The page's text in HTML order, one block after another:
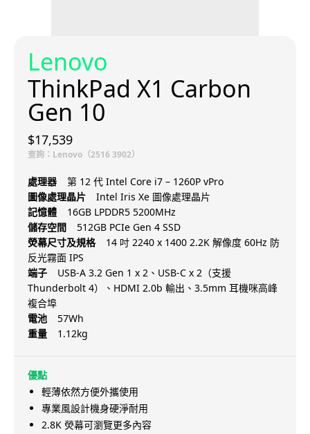
Lenovo
ThinkPad X1 Carbon
Gen 10
$17,539
查詢：Lenovo（2516 3902）
處理器
第 12 代 Intel Core i7 – 1260P vPro
圖像處理晶片
Intel Iris Xe 圖像處理晶片
記憶體
16GB LPDDR5 5200MHz
儲存空間
512GB PCIe Gen 4 SSD
熒幕尺寸及規格
14 吋 2240 x 1400 2.2K 解像度 60Hz 防
反光霧面 IPS
端子
USB-A 3.2 Gen 1 x 2、USB-C x 2（支援
Thunderbolt 4）、HDMI 2.0b 輸出、3.5mm 耳機咪高峰
複合埠
電池
57Wh
重量
1.12kg
優點
輕薄依然方便外攜使用
專業風設計機身硬淨耐用
2.8K 熒幕可瀏覽更多內容